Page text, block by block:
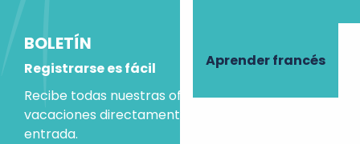
Aprender francés
BOLETÍN
Registrarse es fácil
Recibe todas nuestras ofertas e ideas para las
vacaciones directamente en tu bandeja de
entrada.